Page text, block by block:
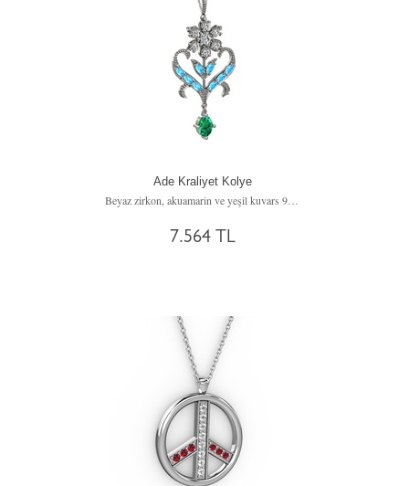
Ade Kraliyet Kolye
Beyaz zirkon, akuamarin ve yeşil kuvars 925 ayar gümüş kolye (40 cm gümüş rolo zincir)
7.564 TL